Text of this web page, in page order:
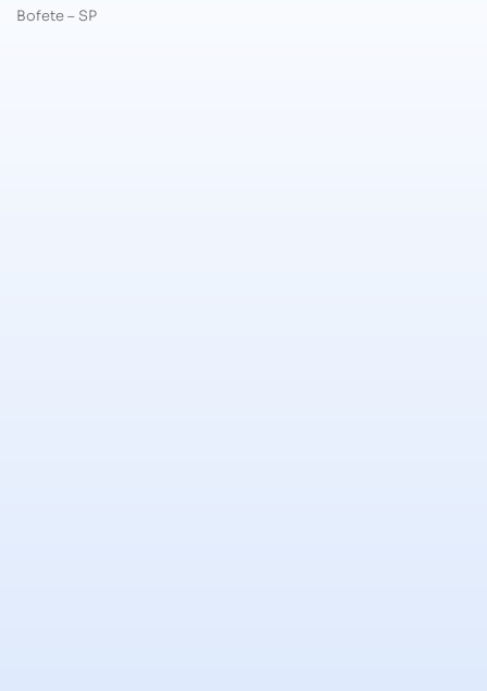
Bofete – SP